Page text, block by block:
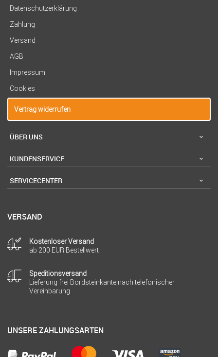
Datenschutzerklärung
Zahlung
Versand
AGB
Impressum
Cookies
Vertrag widerrufen
ÜBER UNS
KUNDENSERVICE
SERVICECENTER
VERSAND
Kostenloser Versand
ab 200 EUR Bestellwert
Speditionsversand
Lieferung frei Bordsteinkante nach telefonischer
Vereinbarung
UNSERE ZAHLUNGSARTEN